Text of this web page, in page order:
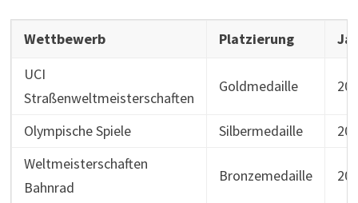
Wettbewerb Platzierung
UCI
Straßenweltmeisterschaften
Goldmedaille
Olympische Spiele Silbermedaille
Weltmeisterschaften
Bahnrad
Bronzemedaille